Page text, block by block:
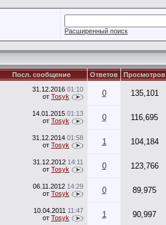
Расширенный поиск
Посл. сообщение Ответов Просмотров
31.12.2016 01:10
от Tosyk 0 135,101
14.01.2015 01:13
от Tosyk 0 116,695
31.12.2014 01:58
от Tosyk 1 104,184
31.12.2012 14:11
от Tosyk 0 123,766
06.11.2012 14:29
от Tosyk 0 89,975
10.04.2011 11:47
от Tosyk 1 90,997